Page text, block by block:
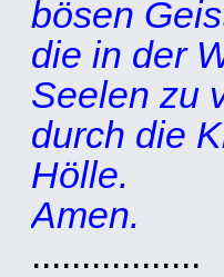
bösen
die in der
Seelen zu
durch die
Hölle.
Amen.
.................